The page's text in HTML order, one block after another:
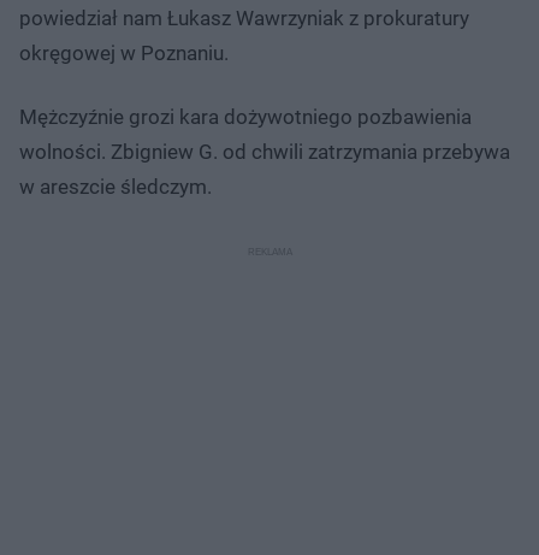
powiedział nam Łukasz Wawrzyniak z prokuratury
okręgowej w Poznaniu.
Mężczyźnie grozi kara dożywotniego pozbawienia
wolności. Zbigniew G. od chwili zatrzymania przebywa
w areszcie śledczym.